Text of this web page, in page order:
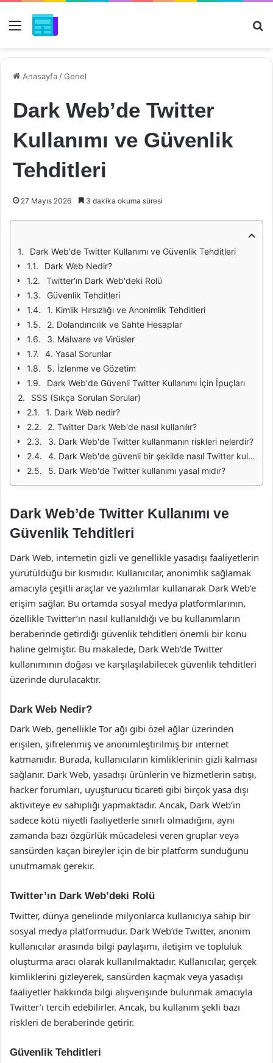
Menü
Anasayfa /Genel
Dark Web’de Twitter
Kullanımı ve Güvenlik
Tehditleri
27 Mayıs 2026 3 dakika okuma süresi
Dark Web'de Twitter Kullanımı ve Güvenlik Tehditleri
Dark Web Nedir?
Twitter'ın Dark Web'deki Rolü
Güvenlik Tehditleri
1. Kimlik Hırsızlığı ve Anonimlik Tehditleri
2. Dolandırıcılık ve Sahte Hesaplar
3. Malware ve Virüsler
4. Yasal Sorunlar
5. İzlenme ve Gözetim
Dark Web'de Güvenli Twitter Kullanımı İçin İpuçları
SSS (Sıkça Sorulan Sorular)
1. Dark Web nedir?
2. Twitter Dark Web'de nasıl kullanılır?
3. Dark Web'de Twitter kullanmanın riskleri nelerdir?
4. Dark Web'de güvenli bir şekilde nasıl Twitter kullanabilirim?
5. Dark Web'de Twitter kullanımı yasal mıdır?
Dark Web’de Twitter Kullanımı ve
Güvenlik Tehditleri
Dark Web, internetin gizli ve genellikle yasadışı faaliyetlerin
yürütüldüğü bir kısmıdır. Kullanıcılar, anonimlik sağlamak
amacıyla çeşitli araçlar ve yazılımlar kullanarak Dark Web’e
erişim sağlar. Bu ortamda sosyal medya platformlarının,
özellikle Twitter’ın nasıl kullanıldığı ve bu kullanımların
beraberinde getirdiği güvenlik tehditleri önemli bir konu
haline gelmiştir. Bu makalede, Dark Web’de Twitter
kullanımının doğası ve karşılaşılabilecek güvenlik tehditleri
üzerinde durulacaktır.
Dark Web Nedir?
Dark Web, genellikle Tor ağı gibi özel ağlar üzerinden
erişilen, şifrelenmiş ve anonimleştirilmiş bir internet
katmanıdır. Burada, kullanıcıların kimliklerinin gizli kalması
sağlanır. Dark Web, yasadışı ürünlerin ve hizmetlerin satışı,
hacker forumları, uyuşturucu ticareti gibi birçok yasa dışı
aktiviteye ev sahipliği yapmaktadır. Ancak, Dark Web’in
sadece kötü niyetli faaliyetlerle sınırlı olmadığını, aynı
zamanda bazı özgürlük mücadelesi veren gruplar veya
sansürden kaçan bireyler için de bir platform sunduğunu
unutmamak gerekir.
Twitter’ın Dark Web’deki Rolü
Twitter, dünya genelinde milyonlarca kullanıcıya sahip bir
sosyal medya platformudur. Dark Web’de Twitter, anonim
kullanıcılar arasında bilgi paylaşımı, iletişim ve topluluk
oluşturma aracı olarak kullanılmaktadır. Kullanıcılar, gerçek
kimliklerini gizleyerek, sansürden kaçmak veya yasadışı
faaliyetler hakkında bilgi alışverişinde bulunmak amacıyla
Twitter’ı tercih edebilirler. Ancak, bu kullanım şekli bazı
riskleri de beraberinde getirir.
Güvenlik Tehditleri